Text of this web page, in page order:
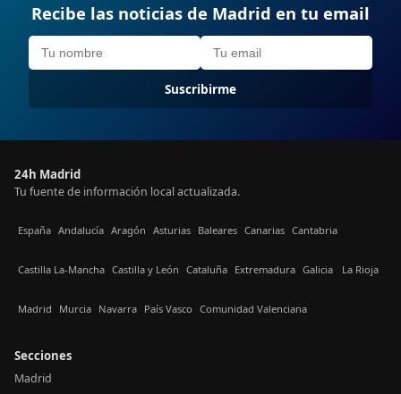
Recibe las noticias de Madrid en tu email
Suscribirme
24h Madrid
Tu fuente de información local actualizada.
España Andalucía Aragón Asturias Baleares Canarias Cantabria
Castilla La-Mancha Castilla y León Cataluña Extremadura Galicia La Rioja
Madrid Murcia Navarra País Vasco Comunidad Valenciana
Secciones
Madrid